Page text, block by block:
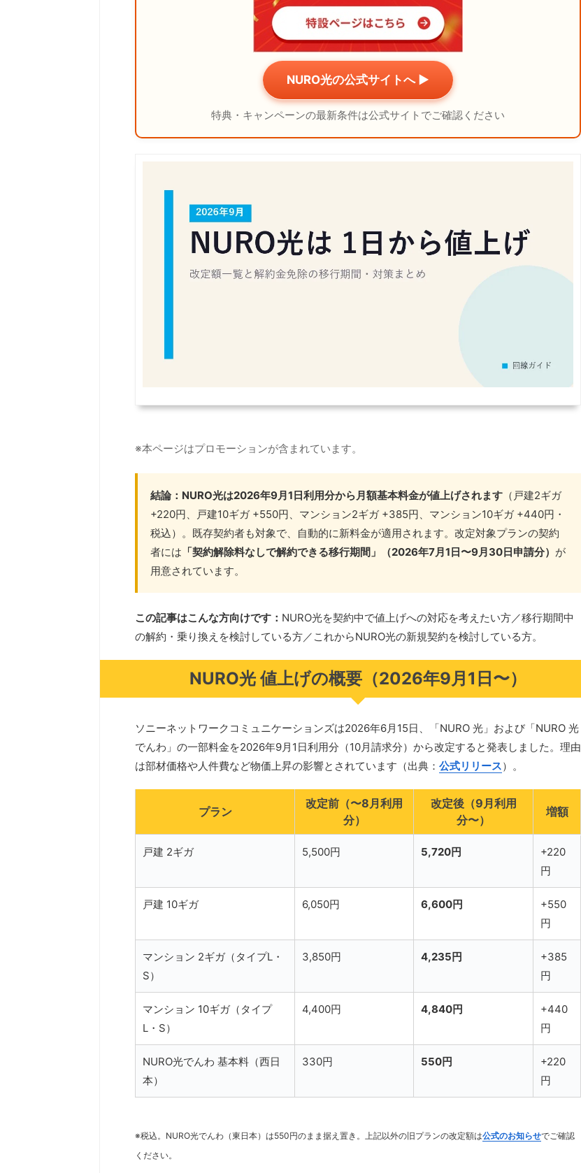
NURO光の公式サイトへ ▶
特典・キャンペーンの最新条件は公式サイトでご確認ください
※本ページはプロモーションが含まれています。
結論：NURO光は2026年9月1日利用分から月額基本料金が値上げされます （戸建2ギガ
+220円、戸建10ギガ +550円、マンション2ギガ +385円、マンション10ギガ +440円・
税込）。既存契約者も対象で、自動的に新料金が適用されます。改定対象プランの契約
者には 「契約解除料なしで解約できる移行期間」（2026年7月1日〜9月30日申請分） が
用意されています。
この記事はこんな方向けです： NURO光を契約中で値上げへの対応を考えたい方／移行期間中
の解約・乗り換えを検討している方／これからNURO光の新規契約を検討している方。
NURO光 値上げの概要（2026年9月1日〜）
ソニーネットワークコミュニケーションズは2026年6月15日、「NURO 光」および「NURO 光
でんわ」の一部料金を2026年9月1日利用分（10月請求分）から改定すると発表しました。理由
は部材価格や人件費など物価上昇の影響とされています（出典： 公式リリース）。
プラン
改定前（〜8月利用
分）
改定後（9月利用
分〜）
増額
戸建 2ギガ 5,500円 5,720円
+220
円
戸建 10ギガ 6,050円 6,600円
+550
円
マンション 2ギガ（タイプL・
S）
3,850円 4,235円
+385
円
マンション 10ギガ（タイプ
L・S）
4,400円 4,840円
+440
円
NURO光でんわ 基本料（西日
本）
330円 550円
+220
円
※税込。NURO光でんわ（東日本）は550円のまま据え置き。上記以外の旧プランの改定額は公式のお知らせでご確認
ください。